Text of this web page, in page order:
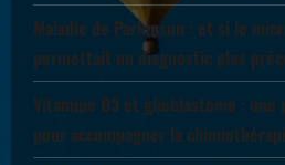
Maladie de Parkinson : et si le
permettait un diagnostic plus
Vitamine B3 et glioblastome : une
pour accompagner la